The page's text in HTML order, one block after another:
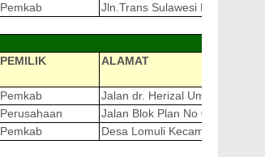
Pemkab
Jln.Trans Sulawesi Pantai
PEMILIK ALAMAT
Pemkab
Jalan dr. Herizal Umar
Perusahaan
Jalan Blok Plan No 01
Pemkab Desa Lomuli Kecamatan Lemito